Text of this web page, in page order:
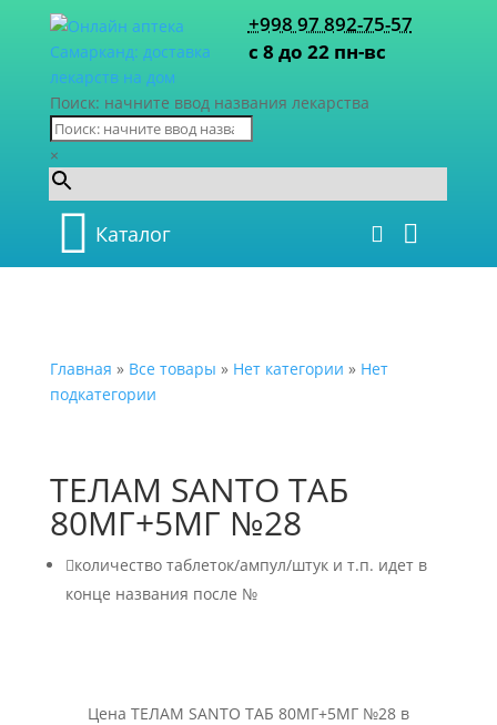
+998 97 892-75-57
с 8 до 22 пн-вс
Поиск: начните ввод названия лекарства
×
Каталог
Главная » Все товары » Нет категории » Нет
подкатегории
ТЕЛАМ SANTO ТАБ
80МГ+5МГ №28
количество таблеток/ампул/штук и т.п. идет в
конце названия после №
Цена ТЕЛАМ SANTO ТАБ 80МГ+5МГ №28 в